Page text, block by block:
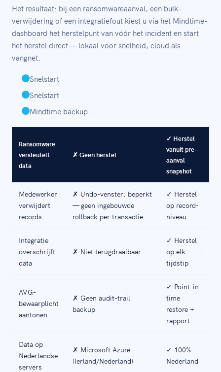
Het resultaat: bij een ransomwareaanval, een bulk-
verwijdering of een integratiefout kiest u via het Mindtime-
dashboard het herstelpunt van vóór het incident en start
het herstel direct — lokaal voor snelheid, cloud als
vangnet.
Snelstart
Snelstart
Mindtime backup
Ransomware
versleutelt
data
✗ Geen herstel
✓ Herstel
vanuit pre-
aanval
snapshot
Medewerker
verwijdert
records
✗ Undo-venster: beperkt
— geen ingebouwde
rollback per transactie
✓ Herstel
op record-
niveau
Integratie
overschrijft
data
✗ Niet terugdraaibaar
✓ Herstel
op elk
tijdstip
AVG-
bewaarplicht
aantonen
✗ Geen audit-trail
backup
✓ Point-in-
time
restore +
rapport
Data op
Nederlandse
servers
✗ Microsoft Azure
(Ierland/Nederland)
✓ 100%
Nederland